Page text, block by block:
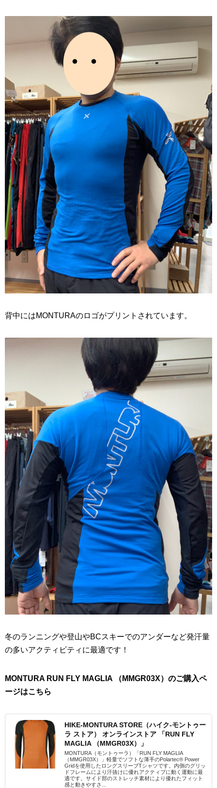
背中にはMONTURAのロゴがプリントされています。
冬のランニングや登山やBCスキーでのアンダーなど発汗量
の多いアクティビティに最適です！
MONTURA RUN FLY MAGLIA （MMGR03X）のご購入ペ
ージはこちら
HIKE-MONTURA STORE（ハイク-モントゥー
ラ ストア） オンラインストア 「RUN FLY
MAGLIA （MMGR03X）」
MONTURA（モントゥーラ）「RUN FLY MAGLIA
（MMGR03X）」軽量でソフトな薄手のPolartec® Power
Gridを使用したロングスリーブTシャツです。内側のグリッ
ドフレームにより汗抜けに優れアクティブに動く運動に最
適です。サイド部のストレッチ素材により優れたフィット
感と動きやすさ...